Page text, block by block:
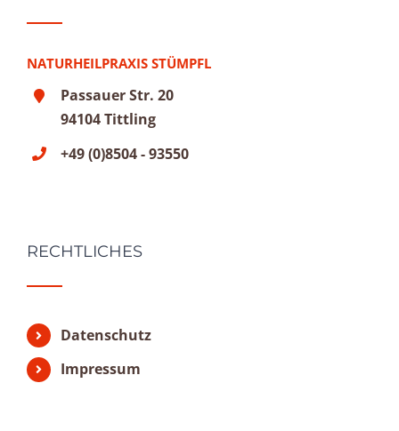
NATURHEILPRAXIS STÜMPFL
Passauer Str. 20
94104 Tittling
+49 (0)8504 - 93550
RECHTLICHES
Datenschutz
Impressum